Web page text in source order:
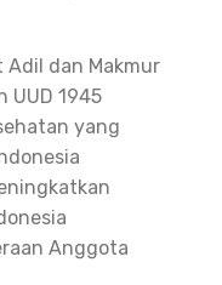
Adil dan Makmur
UUD 1945
yang
Anggota